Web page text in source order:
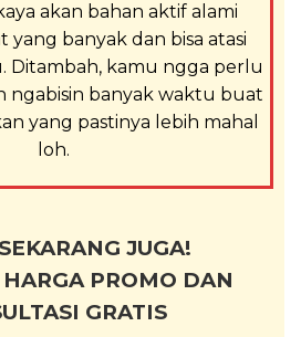
akan bahan aktif alami
yang banyak dan bisa atasi
Ditambah, kamu ngga perlu
ngabisin banyak waktu buat
yang pastinya lebih mahal
loh.
JUGA!
PROMO DAN
GRATIS